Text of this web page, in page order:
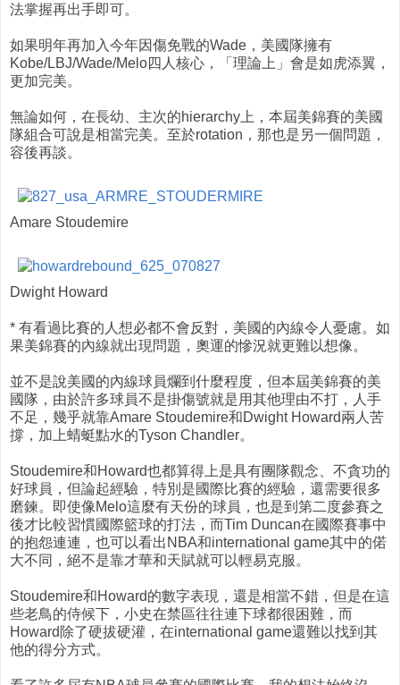
法掌握再出手即可。
如果明年再加入今年因傷免戰的Wade，美國隊擁有
Kobe/LBJ/Wade/Melo四人核心，「理論上」會是如虎添翼，
更加完美。
無論如何，在長幼、主次的hierarchy上，本屆美錦賽的美國
隊組合可說是相當完美。至於rotation，那也是另一個問題，
容後再談。
Amare Stoudemire
Dwight Howard
* 有看過比賽的人想必都不會反對，美國的內線令人憂慮。如
果美錦賽的內線就出現問題，奧運的慘況就更難以想像。
並不是說美國的內線球員爛到什麼程度，但本屆美錦賽的美
國隊，由於許多球員不是掛傷號就是用其他理由不打，人手
不足，幾乎就靠Amare Stoudemire和Dwight Howard兩人苦
撐，加上蜻蜓點水的Tyson Chandler。
Stoudemire和Howard也都算得上是具有團隊觀念、不貪功的
好球員，但論起經驗，特別是國際比賽的經驗，還需要很多
磨鍊。即使像Melo這麼有天份的球員，也是到第二度參賽之
後才比較習慣國際籃球的打法，而Tim Duncan在國際賽事中
的抱怨連連，也可以看出NBA和international game其中的偌
大不同，絕不是靠才華和天賦就可以輕易克服。
Stoudemire和Howard的數字表現，還是相當不錯，但是在這
些老鳥的侍候下，小史在禁區往往連下球都很困難，而
Howard除了硬拔硬灌，在international game還難以找到其
他的得分方式。